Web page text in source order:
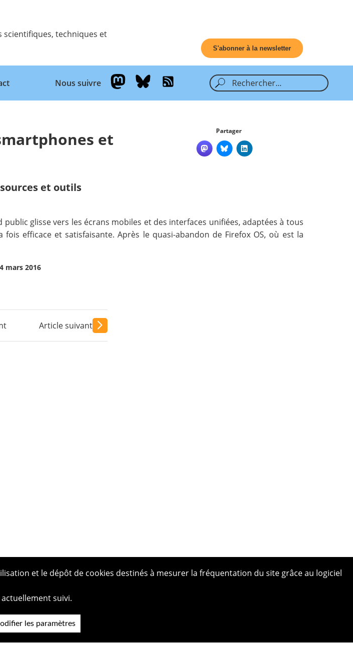
scientifiques, techniques et
S'abonner à la newsletter
Nous suivre
et
Partager
et outils
glisse vers les écrans mobiles et des interfaces unifiées, adaptées à tous
efficace et satisfaisante. Après le quasi-abandon de Firefox OS, où est la
mars 2016
Article suivant
et le dépôt de cookies destinés à mesurer la fréquentation du site grâce au logiciel
suivi.
les paramètres